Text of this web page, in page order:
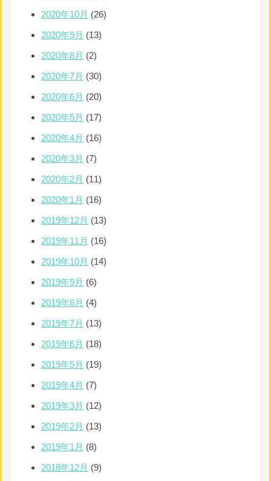
2020年10月 (26)
2020年9月 (13)
2020年8月 (2)
2020年7月 (30)
2020年6月 (20)
2020年5月 (17)
2020年4月 (16)
2020年3月 (7)
2020年2月 (11)
2020年1月 (16)
2019年12月 (13)
2019年11月 (16)
2019年10月 (14)
2019年9月 (6)
2019年8月 (4)
2019年7月 (13)
2019年6月 (18)
2019年5月 (19)
2019年4月 (7)
2019年3月 (12)
2019年2月 (13)
2019年1月 (8)
2018年12月 (9)